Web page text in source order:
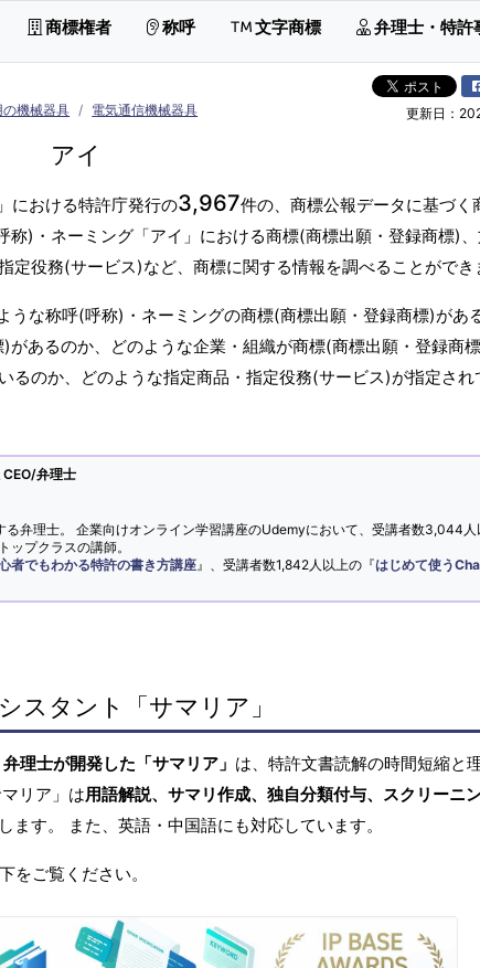
商標権者 称呼 文字商標 弁理士・特許
機械器具 電気通信機械器具 更新日：
アイ
における特許庁発行の3,967件の、商標公報データに基づく
)・ネーミング「アイ」における商標(商標出願・登録商標)
定役務(サービス)など、商標に関する情報を調べることができ
うな称呼(呼称)・ネーミングの商標(商標出願・登録商標)があ
あるのか、どのような企業・組織が商標(商標出願・登録商
るのか、どのような指定商品・指定役務(サービス)が指定され
弁理士
る弁理士。 企業向けオンライン学習講座のUdemyにおいて、受講者数3,044人
ップクラスの講師。
者でもわかる特許の書き方講座 』、受講者数1,842人以上の『はじめて使う
スタント「サマリア」
弁理士が開発した「サマリア」 は、特許文書読解の時間短縮と
リア」は用語解説、サマリ作成、独自分類付与、スクリーニ
す。 また、英語・中国語にも対応しています。
をご覧ください。